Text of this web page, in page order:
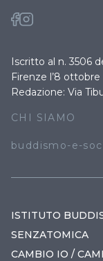
Iscritto al n. 3506
Firenze l’8 ottobre
Redazione: Via
CHI SIAMO
buddismo-e-
ISTITUTO
SENZATOMICA
CAMBIO IO /